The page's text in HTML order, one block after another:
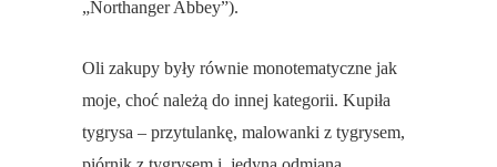
„Northanger Abbey”).
Oli zakupy były równie monotematyczne jak
moje, choć należą do innej kategorii. Kupiła
tygrysa – przytulankę, malowanki z tygrysem,